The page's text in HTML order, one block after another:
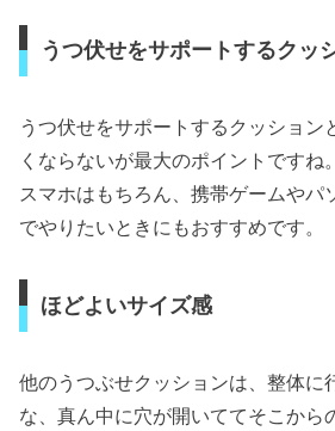
うつ伏せをサポートするクッ
うつ伏せをサポートするクッション
くならないが最大のポイントですね。
スマホはもちろん、携帯ゲームやパ
でやりたいときにもおすすめです。
ほどよいサイズ感
他のうつぶせクッションは、整体に
な、真ん中に穴が開いててそこから